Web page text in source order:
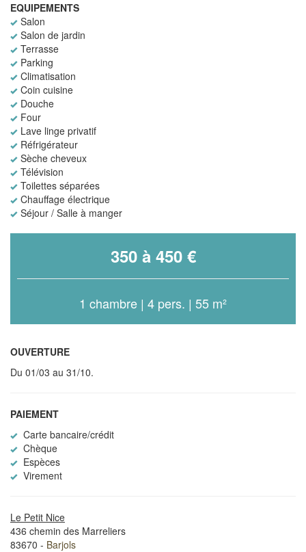
EQUIPEMENTS
Salon
Salon de jardin
Terrasse
Parking
Climatisation
Coin cuisine
Douche
Four
Lave linge privatif
Réfrigérateur
Sèche cheveux
Télévision
Toilettes séparées
Chauffage électrique
Séjour / Salle à manger
350 à 450 €
1 chambre | 4 pers. | 55 m²
OUVERTURE
Du 01/03 au 31/10.
PAIEMENT
Carte bancaire/crédit
Chèque
Espèces
Virement
Le Petit Nice
436 chemin des Marreliers
83670 - Barjols